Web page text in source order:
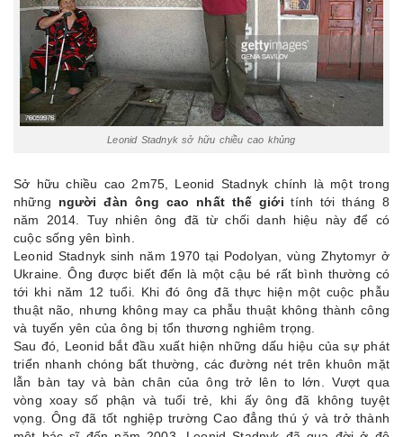
Leonid Stadnyk sở hữu chiều cao khủng
Sở hữu chiều cao 2m75, Leonid Stadnyk chính là một trong
những người đàn ông cao nhất thế giới tính tới tháng 8
năm 2014. Tuy nhiên ông đã từ chối danh hiệu này để có
cuộc sống yên bình.
Leonid Stadnyk sinh năm 1970 tại Podolyan, vùng Zhytomyr ở
Ukraine. Ông được biết đến là một cậu bé rất bình thường có
tới khi năm 12 tuổi. Khi đó ông đã thực hiện một cuộc phẫu
thuật não, nhưng không may ca phẫu thuật không thành công
và tuyến yên của ông bị tổn thương nghiêm trọng.
Sau đó, Leonid bắt đầu xuất hiện những dấu hiệu của sự phát
triển nhanh chóng bất thường, các đường nét trên khuôn mặt
lẫn bàn tay và bàn chân của ông trở lên to lớn. Vượt qua
vòng xoay số phận và tuổi trẻ, khi ấy ông đã không tuyệt
vọng. Ông đã tốt nghiệp trường Cao đẳng thú ý và trở thành